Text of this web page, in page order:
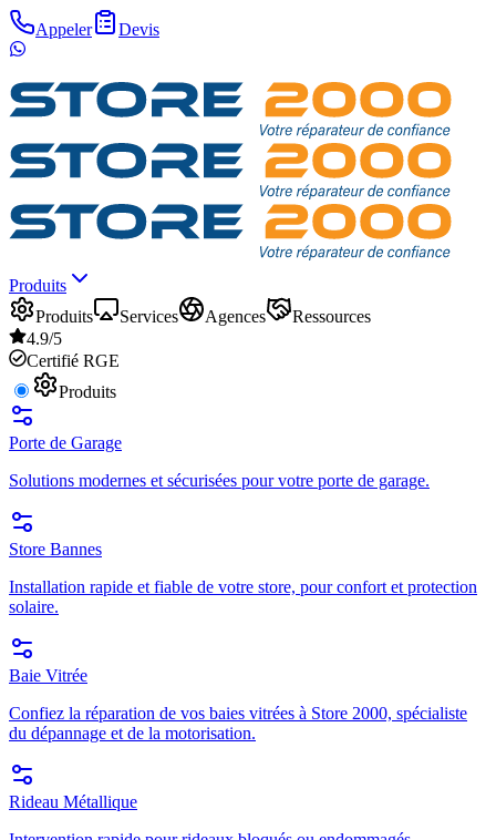
Appeler Devis
Produits
Produits
Services Agences
Ressources
4.9/5
Certifié RGE
Produits
Porte de Garage
Solutions modernes et sécurisées pour votre porte de garage.
Store Bannes
Installation rapide et fiable de votre store, pour confort et protection
solaire.
Baie Vitrée
Confiez la réparation de vos baies vitrées à Store 2000, spécialiste
du dépannage et de la motorisation.
Rideau Métallique